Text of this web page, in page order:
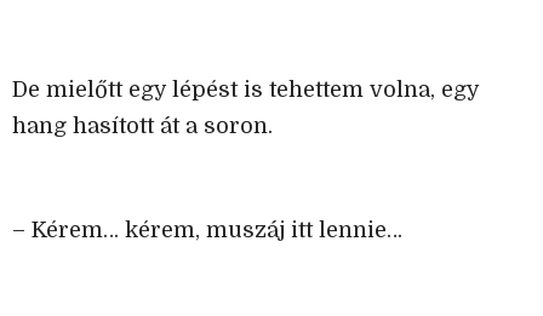
De mielőtt egy lépést is tehettem volna, egy
hang hasított át a soron.
– Kérem… kérem, muszáj itt lennie…